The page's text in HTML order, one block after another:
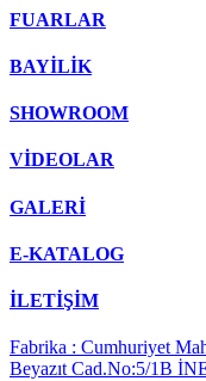
FUARLAR
BAYİLİK
SHOWROOM
VİDEOLAR
GALERİ
E-KATALOG
İLETİŞİM
Fabrika : Cumhuriyet
Beyazıt Cad.No:5/1B